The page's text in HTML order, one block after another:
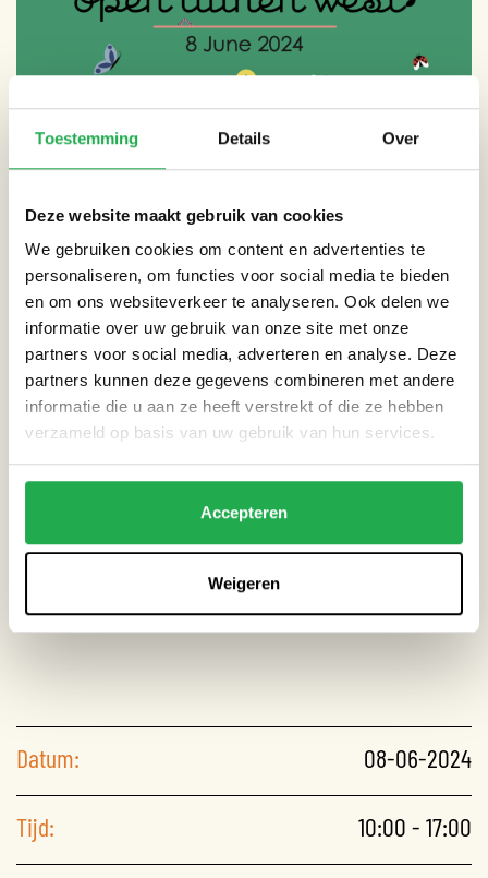
Toestemming Details Over
Deze website maakt gebruik van cookies
We gebruiken cookies om content en advertenties te
personaliseren, om functies voor social media te bieden
en om ons websiteverkeer te analyseren. Ook delen we
informatie over uw gebruik van onze site met onze
partners voor social media, adverteren en analyse. Deze
partners kunnen deze gegevens combineren met andere
informatie die u aan ze heeft verstrekt of die ze hebben
verzameld op basis van uw gebruik van hun services.
Accepteren
Weigeren
Datum: 08-06-2024
Tijd: 10:00 - 17:00